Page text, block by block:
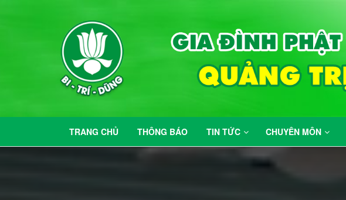
TRANG CHỦ THÔNG BÁO TIN TỨC CHUYÊN MÔN